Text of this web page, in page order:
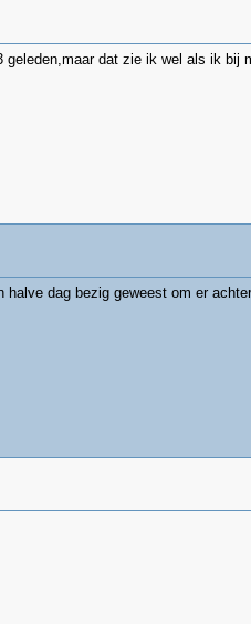
dat zie ik wel als ik bij
dag bezig geweest om er